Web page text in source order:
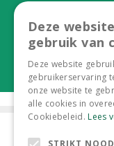
Duurzaam en
Lever je
Contact
Deze
gebruik van
Deze website
gebruikerservaring
onze website te
alle cookies in
Cookiebeleid. Lees
STRIKT